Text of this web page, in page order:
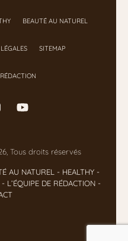
BEAUTÉ AU NATUREL
SITEMAP
Tous droits réservés
AU NATUREL - HEALTHY -
- L’ÉQUIPE DE RÉDACTION -